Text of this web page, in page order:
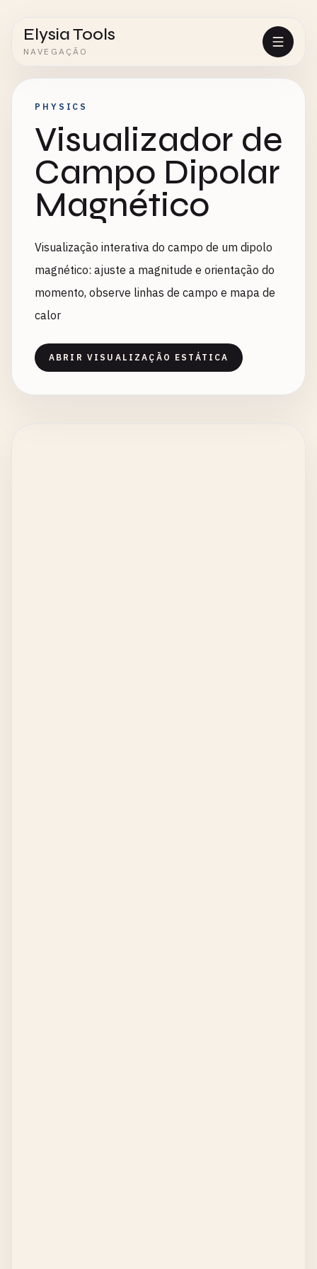
Elysia Tools
NAVEGAÇÃO
PHYSICS
Visualizador de
Campo Dipolar
Magnético
Visualização interativa do campo de um dipolo
magnético: ajuste a magnitude e orientação do
momento, observe linhas de campo e mapa de
calor
ABRIR VISUALIZAÇÃO ESTÁTICA